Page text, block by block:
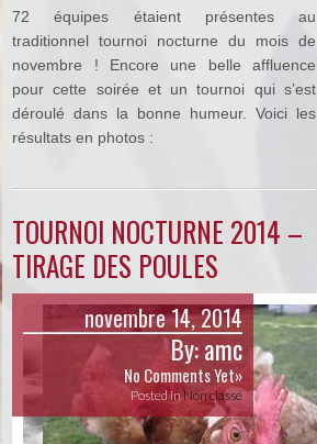
72 équipes étaient présentes au
traditionnel tournoi nocturne du mois de
novembre ! Encore une belle affluence
pour cette soirée et un tournoi qui s’est
déroulé dans la bonne humeur. Voici les
résultats en photos :
TOURNOI NOCTURNE 2014 –
TIRAGE DES POULES
novembre 14, 2014
By:amc
No Comments Yet»
Posted inNon classé